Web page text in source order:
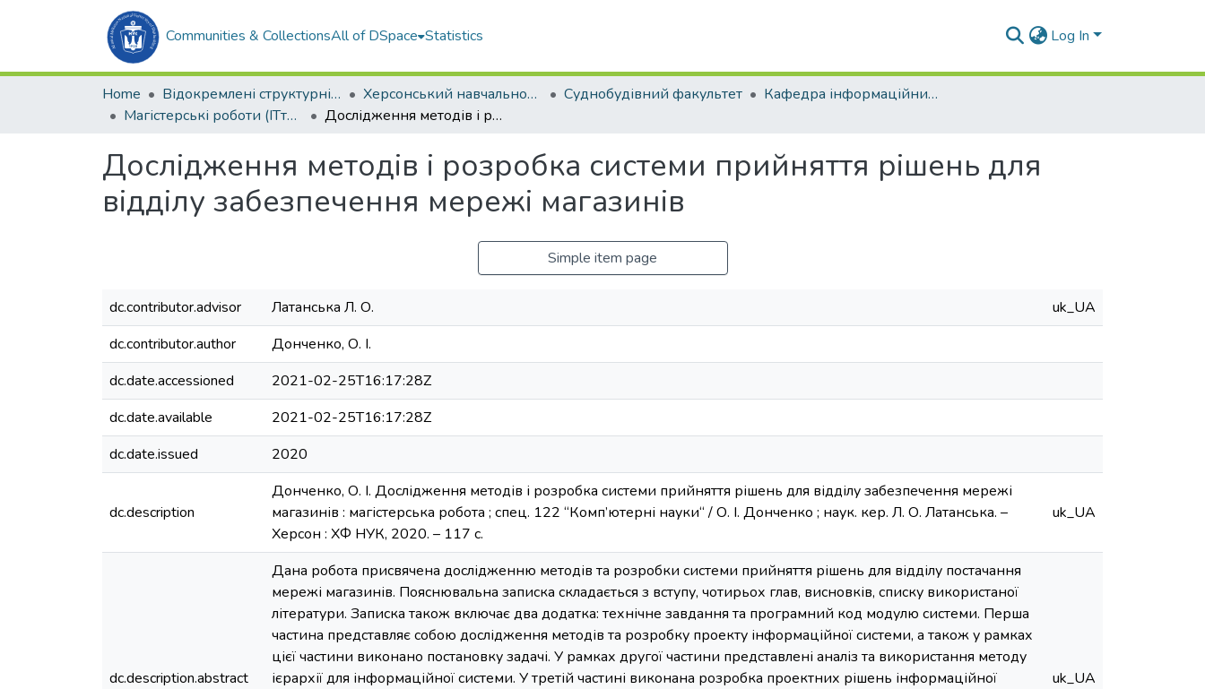
Communities & CollectionsAll of DSpace Statistics Log In
Home Відокремлені структурні підрозділи НУК ім. адм. Макарова Херсонський навчально-науковий інститут НУК ім. адм. Макарова (ХННІ НУК) Суднобудівний факультет
Кафедра інформаційних технологій та фізико-математичних дисциплін (ІТтаФМД)
Магістерські роботи (ІТтаФМД)
Дослідження методів і розробка системи прийняття рішень для відділу забезпечення мережі магазинів
Дослідження методів і розробка системи прийняття рішень для
відділу забезпечення мережі магазинів
Simple item page
dc.contributor.advisor Латанська Л. О.
uk_UA
dc.contributor.author
Донченко, О. І.
dc.date.accessioned
2021-02-25T16:17:28Z
dc.date.available
2021-02-25T16:17:28Z
dc.date.issued
2020
dc.description
Донченко, О. І. Дослідження методів і розробка системи прийняття рішень для відділу забезпечення мережі
магазинів : магістерська робота ; спец. 122 “Комп’ютерні науки“ / О. І. Донченко ; наук. кер. Л. О. Латанська. –
Херсон : ХФ НУК, 2020. – 117 с.
uk_UA
dc.description.abstract
Дана робота присвячена дослідженню методів та розробки системи прийняття рішень для відділу постачання
мережі магазинів. Пояснювальна записка складається з вступу, чотирьох глав, висновків, списку використаної
літератури. Записка також включає два додатка: технічне завдання та програмний код модулю системи. Перша
частина представляє собою дослідження методів та розробку проекту інформаційної системи, а також у рамках
цієї частини виконано постановку задачі. У рамках другої частини представлені аналіз та використання методу
ієрархії для інформаційної системи. У третій частині виконана розробка проектних рішень інформаційної
uk_UA